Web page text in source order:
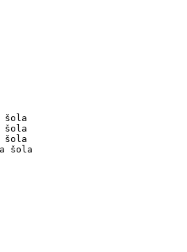
šola
šola
šola
šola